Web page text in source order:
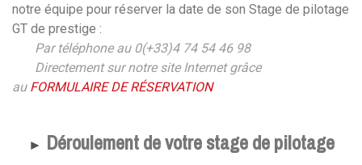
notre équipe pour réserver la date de son Stage de pilotage
GT de prestige :
Par téléphone au 0(+33)4 74 54 46 98
Directement sur notre site Internet grâce
au FORMULAIRE DE RÉSERVATION
► Déroulement de votre stage de pilotage